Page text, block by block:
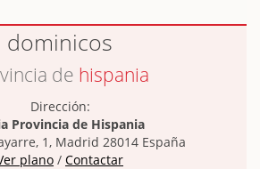
dominicos
de hispania
Dirección:
Provincia de Hispania
1, Madrid 28014 España
plano / Contactar